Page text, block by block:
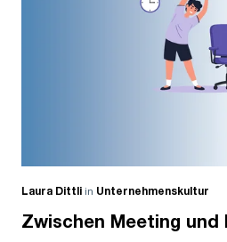
Laura Dittli in Unternehmenskultur
Zwischen Meeting und